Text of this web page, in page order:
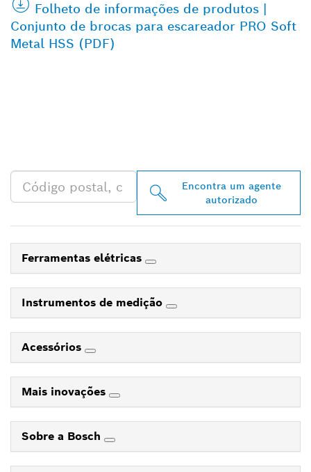
Folheto de informações de produtos |
Conjunto de brocas para escareador PRO Soft
Metal HSS (PDF)
Encontra um agente
autorizado
Ferramentas elétricas
Instrumentos de medição
Acessórios
Mais inovações
Sobre a Bosch